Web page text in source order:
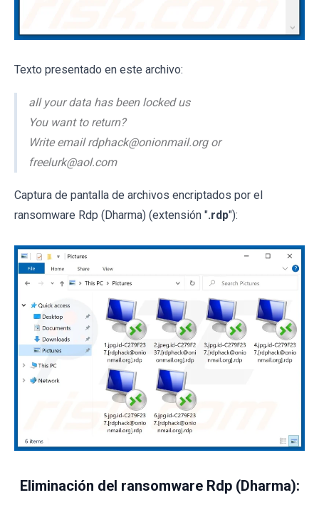
Texto presentado en este archivo:
all your data has been locked us
You want to return?
Write email rdphack@onionmail.org or
freelurk@aol.com
Captura de pantalla de archivos encriptados por el
ransomware Rdp (Dharma) (extensión ".rdp"):
Eliminación del ransomware Rdp (Dharma):